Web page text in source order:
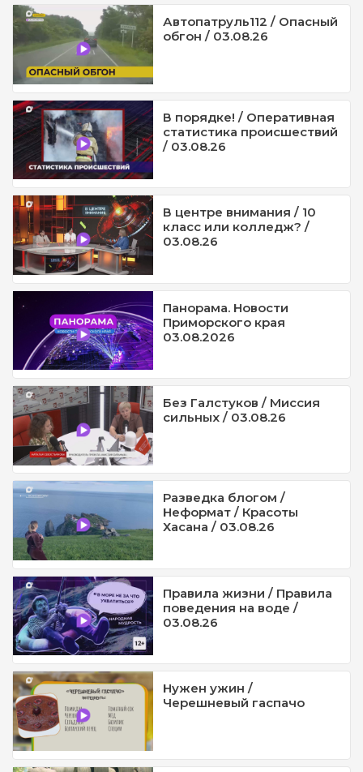
Автопатруль112 / Опасный
обгон / 03.08.26
В порядке! / Оперативная
статистика происшествий
/ 03.08.26
В центре внимания / 10
класс или колледж? /
03.08.26
Панорама. Новости
Приморского края
03.08.2026
Без Галстуков / Миссия
сильных / 03.08.26
Разведка блогом /
Неформат / Красоты
Хасана / 03.08.26
Правила жизни / Правила
поведения на воде /
03.08.26
Нужен ужин /
Черешневый гаспачо